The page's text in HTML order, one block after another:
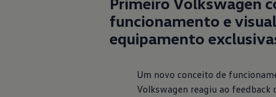
funcionamento e
equipamento
Um novo conceito de
Volkswagen reagiu ao feedback